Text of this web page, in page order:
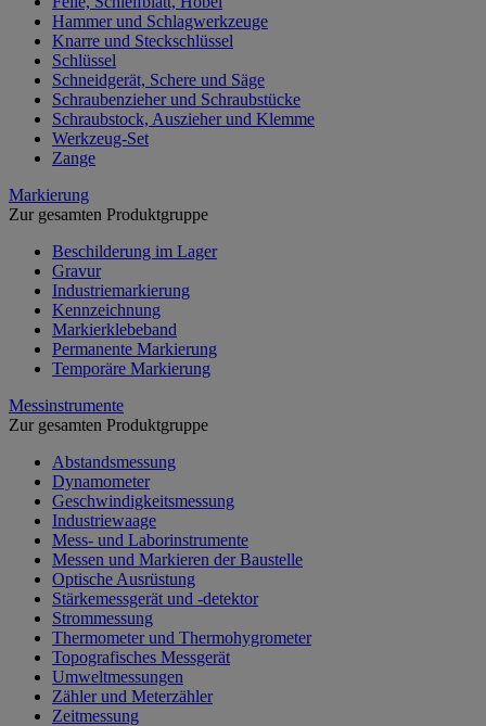
Hammer und Schlagwerkzeuge
Knarre und Steckschlüssel
Schlüssel
Schneidgerät, Schere und Säge
Schraubenzieher und Schraubstücke
Schraubstock, Auszieher und Klemme
Werkzeug-Set
Zange
Markierung
Zur gesamten Produktgruppe
Beschilderung im Lager
Gravur
Industriemarkierung
Kennzeichnung
Markierklebeband
Permanente Markierung
Temporäre Markierung
Messinstrumente
Zur gesamten Produktgruppe
Abstandsmessung
Dynamometer
Geschwindigkeitsmessung
Industriewaage
Mess- und Laborinstrumente
Messen und Markieren der Baustelle
Optische Ausrüstung
Stärkemessgerät und -detektor
Strommessung
Thermometer und Thermohygrometer
Topografisches Messgerät
Umweltmessungen
Zähler und Meterzähler
Zeitmessung